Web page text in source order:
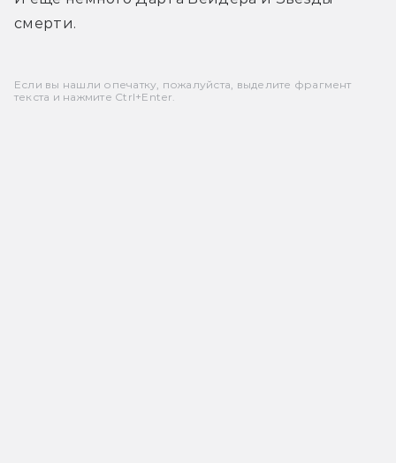
смерти.
Если вы нашли опечатку, пожалуйста, выделите фрагмент
текста и нажмите Ctrl+Enter.